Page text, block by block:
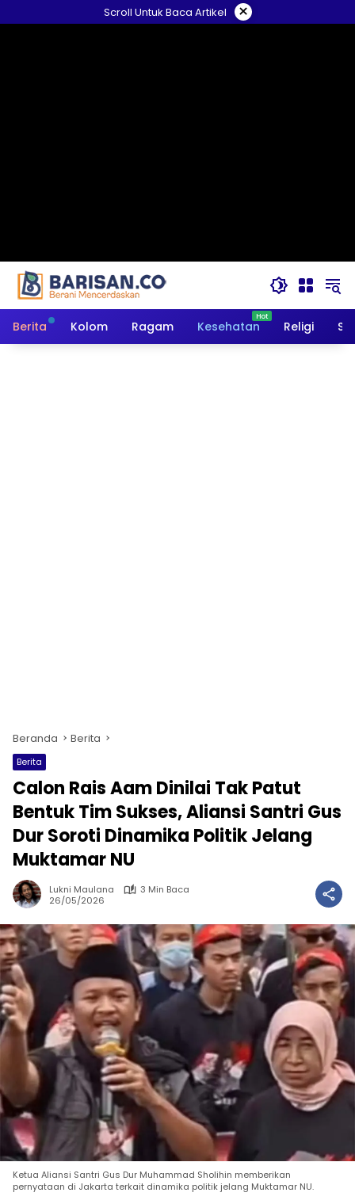
ke
Scroll Untuk Baca Artikel ×
Berita Kolom Ragam Kesehatan Religi
Beranda Berita
Berita
Calon Rais Aam Dinilai Tak Patut
Bentuk Tim Sukses, Aliansi Santri Gus
Dur Soroti Dinamika Politik Jelang
Muktamar NU
Lukni Maulana
3 Min Baca
26/05/2026
Ketua Aliansi Santri Gus Dur Muhammad Sholihin memberikan
pernyataan di Jakarta terkait dinamika politik jelang Muktamar NU.